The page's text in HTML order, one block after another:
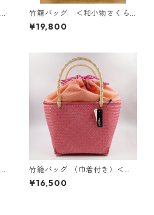
竹籠バッグ ＜和小物さくら
＞ SKB-9
¥19,800
竹籠バッグ （巾着付き）＜和
小物さくら＞SKB-1
¥16,500